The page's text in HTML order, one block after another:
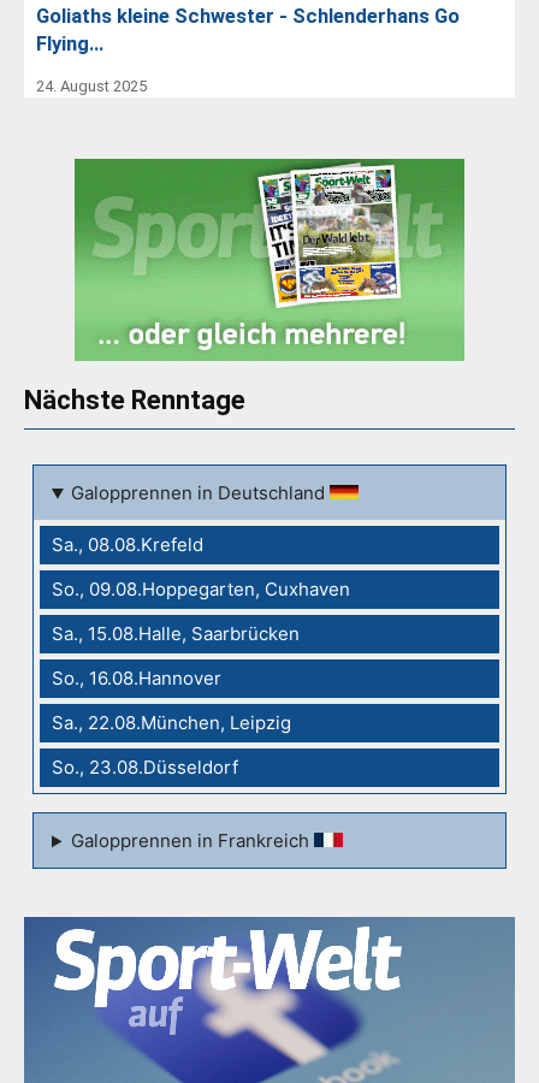
Goliaths kleine Schwester - Schlenderhans Go
Flying…
24. August 2025
Nächste Renntage
Galopprennen in Deutschland
Sa., 08.08.Krefeld
So., 09.08.Hoppegarten, Cuxhaven
Sa., 15.08.Halle, Saarbrücken
So., 16.08.Hannover
Sa., 22.08.München, Leipzig
So., 23.08.Düsseldorf
Galopprennen in Frankreich